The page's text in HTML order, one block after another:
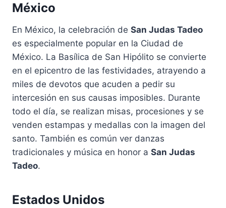
México
En México, la celebración de San Judas Tadeo
es especialmente popular en la Ciudad de
México. La Basílica de San Hipólito se convierte
en el epicentro de las festividades, atrayendo a
miles de devotos que acuden a pedir su
intercesión en sus causas imposibles. Durante
todo el día, se realizan misas, procesiones y se
venden estampas y medallas con la imagen del
santo. También es común ver danzas
tradicionales y música en honor a San Judas
Tadeo.
Estados Unidos